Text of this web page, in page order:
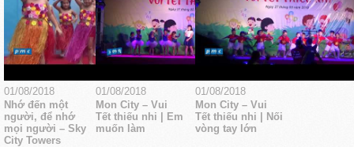
01/08/2018
Nhớ đến một
người, để nhớ
mọi người – Sky
City Towers
01/08/2018
Mon City – Vui
Tết thiếu nhi | Em
muốn làm
01/08/2018
Mon City – Vui
Tết thiếu nhi | Nối
vòng tay lớn